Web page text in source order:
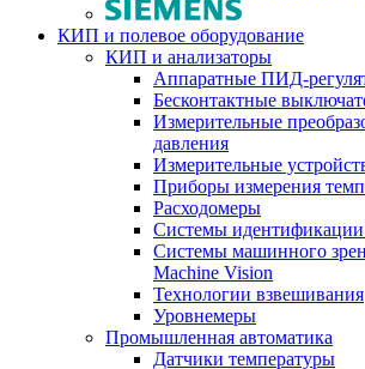
КИП и полевое оборудование
КИП и анализаторы
Аппаратные ПИД-
Бесконтактные
Измерительные
давления
Измерительные
Приборы измерения
Расходомеры
Системы
Системы машинного
Machine Vision
Технологии взвешивания
Уровнемеры
Промышленная автоматика
Датчики температуры